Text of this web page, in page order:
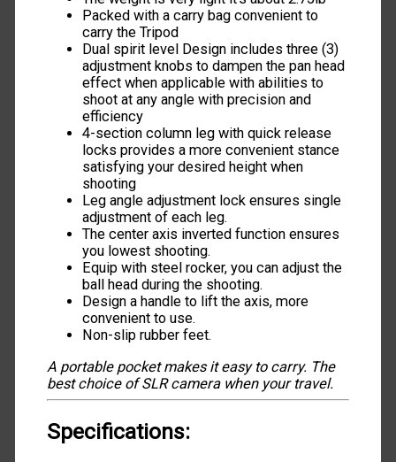
Packed with a carry bag convenient to
carry the Tripod
Dual spirit level Design includes three (3)
adjustment knobs to dampen the pan head
effect when applicable with abilities to
shoot at any angle with precision and
efficiency
4-section column leg with quick release
locks provides a more convenient stance
satisfying your desired height when
shooting
Leg angle adjustment lock ensures single
adjustment of each leg.
The center axis inverted function ensures
you lowest shooting.
Equip with steel rocker, you can adjust the
ball head during the shooting.
Design a handle to lift the axis, more
convenient to use.
Non-slip rubber feet.
A portable pocket makes it easy to carry. The
best choice of SLR camera when your travel.
Specifications: